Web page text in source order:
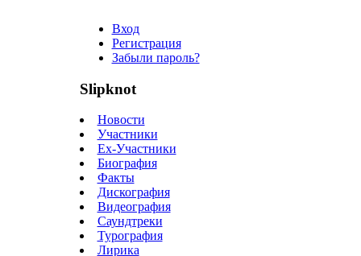
Вход
Регистрация
Забыли пароль?
Slipknot
Новости
Участники
Ex-Участники
Биография
Факты
Дискография
Видеография
Саундтреки
Турография
Лирика